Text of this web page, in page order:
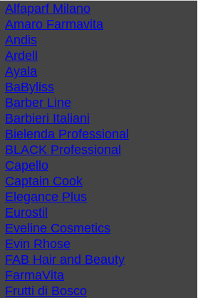
Alfaparf Milano
Amaro Farmavita
Andis
Ardell
Ayala
BaByliss
Barber Line
Barbieri Italiani
Bielenda Professional
BLACK Professional
Capello
Captain Cook
Elegance Plus
Eurostil
Eveline Cosmetics
Evin Rhose
FAB Hair and Beauty
FarmaVita
Frutti di Bosco